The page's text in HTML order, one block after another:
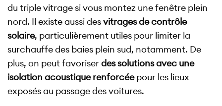
du triple vitrage si vous montez une fenêtre plein
nord. Il existe aussi desvitrages de contrôle
solaire, particulièrement utiles pour limiter la
surchauffe des baies plein sud, notamment. De
plus, on peut favoriserdes solutions avec une
isolation acoustique renforcéepour les lieux
exposés au passage des voitures.